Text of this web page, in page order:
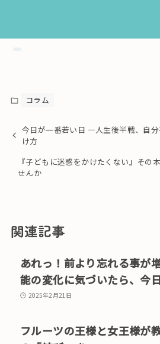
コラム
今日が一番若い日 ―人生後半戦、自
け方
『子どもに迷惑をかけたくない』その
せんか
関連記事
あれっ！前より忘れる事が
能の変化に気づいたら、今
2025年2月21日
フルーツの王様と女王様が